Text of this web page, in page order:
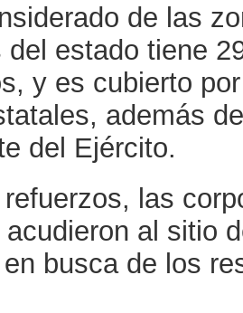
de las
del estado tiene
y es cubierto
además
del Ejército.
las
al sitio
busca de los